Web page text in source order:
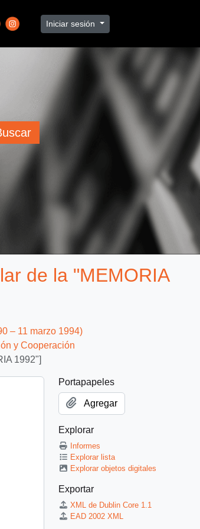
Iniciar sesión
de la "MEMORIA
– 11 marzo 1994)
y Cooperación
1992"]
Portapapeles
Agregar
Explorar
Informes
Explorar lista
Explorar objetos digitales
Exportar
XML de Dublin Core 1.1
EAD 2002 XML